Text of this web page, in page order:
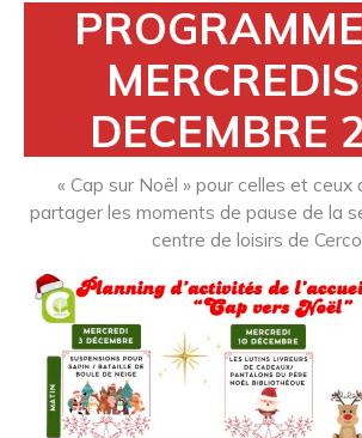
DECEMBRE
« Cap sur Noël » pour celles et ceux
partager les moments de pause de la
centre de loisirs de